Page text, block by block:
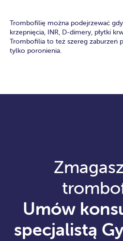
Trombofilię można podejrzewać
krzepnięcia, INR, D-dimery, płytki
Trombofilia to też szereg zaburzeń
tylko poronienia.
Umów
specjalistą